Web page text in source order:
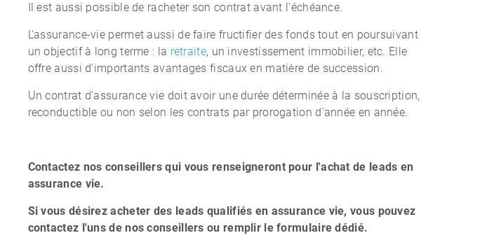
Il est aussi possible de racheter son contrat avant l'échéance.
L'assurance-vie permet aussi de faire fructifier des fonds tout en poursuivant
un objectif à long terme : la retraite, un investissement immobilier, etc. Elle
offre aussi d'importants avantages fiscaux en matière de succession.
Un contrat d'assurance vie doit avoir une durée déterminée à la souscription,
reconductible ou non selon les contrats par prorogation d'année en année.
Contactez nos conseillers qui vous renseigneront pour l'achat de leads en
assurance vie.
Si vous désirez acheter des leads qualifiés en assurance vie, vous pouvez
contactez l'uns de nos conseillers ou remplir le formulaire dédié.